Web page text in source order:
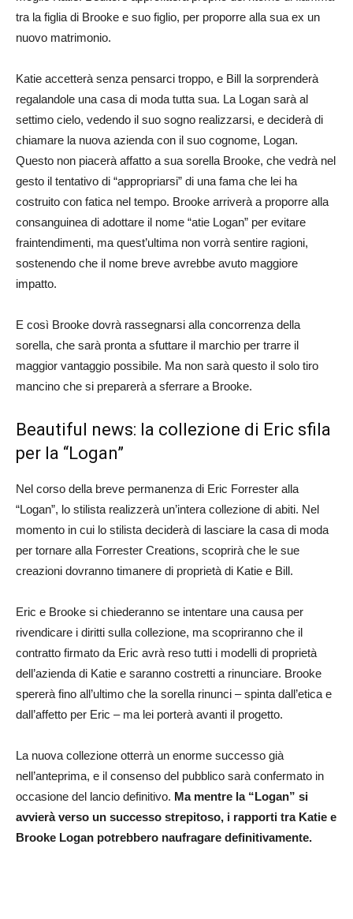
tra la figlia di Brooke e suo figlio, per proporre alla sua ex un
nuovo matrimonio.
Katie accetterà senza pensarci troppo, e Bill la sorprenderà
regalandole una casa di moda tutta sua. La Logan sarà al
settimo cielo, vedendo il suo sogno realizzarsi, e deciderà di
chiamare la nuova azienda con il suo cognome, Logan.
Questo non piacerà affatto a sua sorella Brooke, che vedrà nel
gesto il tentativo di “appropriarsi” di una fama che lei ha
costruito con fatica nel tempo. Brooke arriverà a proporre alla
consanguinea di adottare il nome “atie Logan” per evitare
fraintendimenti, ma quest’ultima non vorrà sentire ragioni,
sostenendo che il nome breve avrebbe avuto maggiore
impatto.
E così Brooke dovrà rassegnarsi alla concorrenza della
sorella, che sarà pronta a sfuttare il marchio per trarre il
maggior vantaggio possibile. Ma non sarà questo il solo tiro
mancino che si preparerà a sferrare a Brooke.
Beautiful news: la collezione di Eric sfila
per la “Logan”
Nel corso della breve permanenza di Eric Forrester alla
“Logan”, lo stilista realizzerà un’intera collezione di abiti. Nel
momento in cui lo stilista deciderà di lasciare la casa di moda
per tornare alla Forrester Creations, scoprirà che le sue
creazioni dovranno timanere di proprietà di Katie e Bill.
Eric e Brooke si chiederanno se intentare una causa per
rivendicare i diritti sulla collezione, ma scopriranno che il
contratto firmato da Eric avrà reso tutti i modelli di proprietà
dell’azienda di Katie e saranno costretti a rinunciare. Brooke
spererà fino all’ultimo che la sorella rinunci – spinta dall’etica e
dall’affetto per Eric – ma lei porterà avanti il progetto.
La nuova collezione otterrà un enorme successo già
nell’anteprima, e il consenso del pubblico sarà confermato in
occasione del lancio definitivo. Ma mentre la “Logan” si
avvierà verso un successo strepitoso, i rapporti tra Katie e
Brooke Logan potrebbero naufragare definitivamente.